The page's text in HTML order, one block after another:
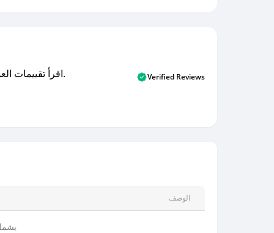
اقرأ تقييمات العملاء الأصلية والتقييمات من المشترين المتحققين. اكتشف ما يعتقده المستخدمون الحقيقيون حول خدمتنا وتعلم من تجاربهم. Verified Reviews
الوصف